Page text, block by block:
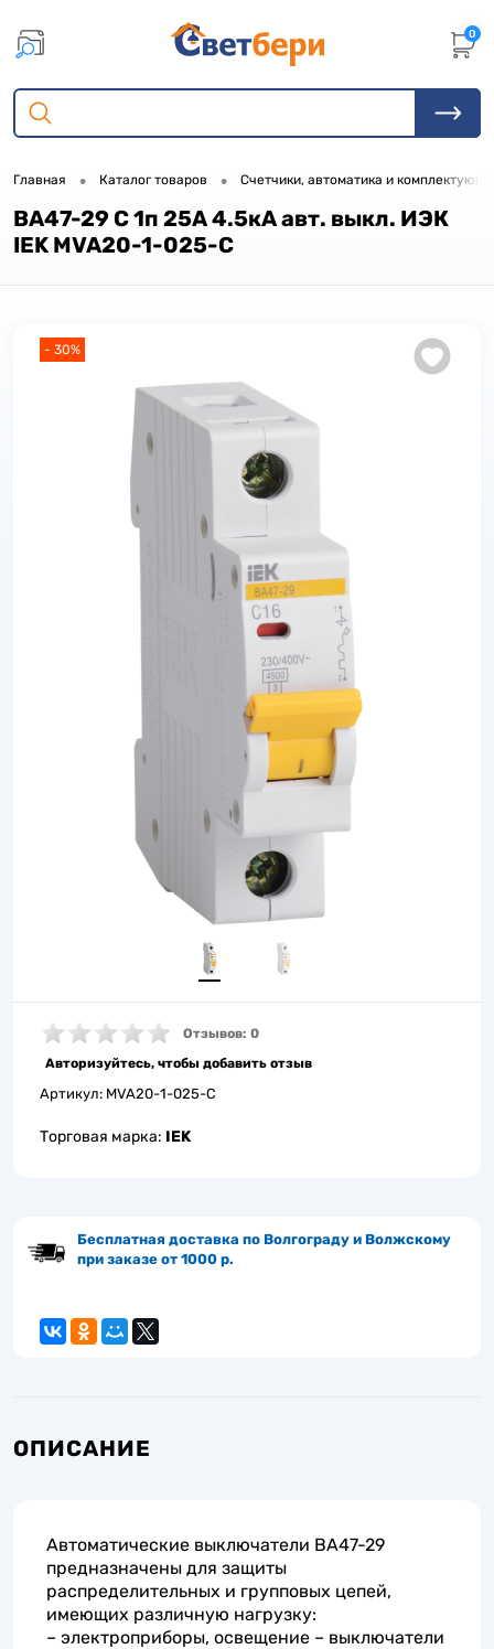
0
Главная • Каталог товаров • Счетчики, автоматика и
ВА47-29 C 1п 25А 4.5кА авт. выкл. ИЭК
IEK MVA20-1-025-C
- 30%
Отзывов: 0
Авторизуйтесь, чтобы добавить отзыв
Артикул: MVA20-1-025-C
Торговая марка: IEK
Бесплатная доставка по Волгограду и Волжскому
при заказе от 1000 р.
ОПИСАНИЕ
Автоматические выключатели ВА47-29
предназначены для защиты
распределительных и групповых цепей,
имеющих различную нагрузку:
– электроприборы, освещение – выключатели